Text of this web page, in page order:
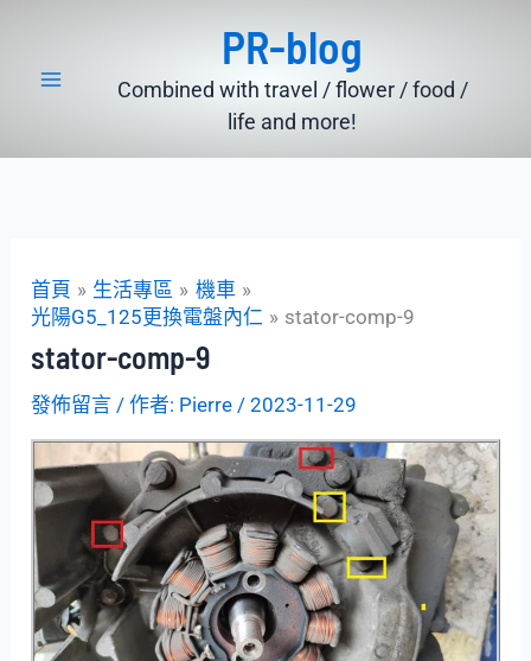
PR-blog
Combined with travel / flower / food /
life and more!
首頁 生活專區
機車
光陽G5_125更換電盤內仁
stator-comp-9
stator-comp-9
發佈留言 / 作者: Pierre /2023-11-29